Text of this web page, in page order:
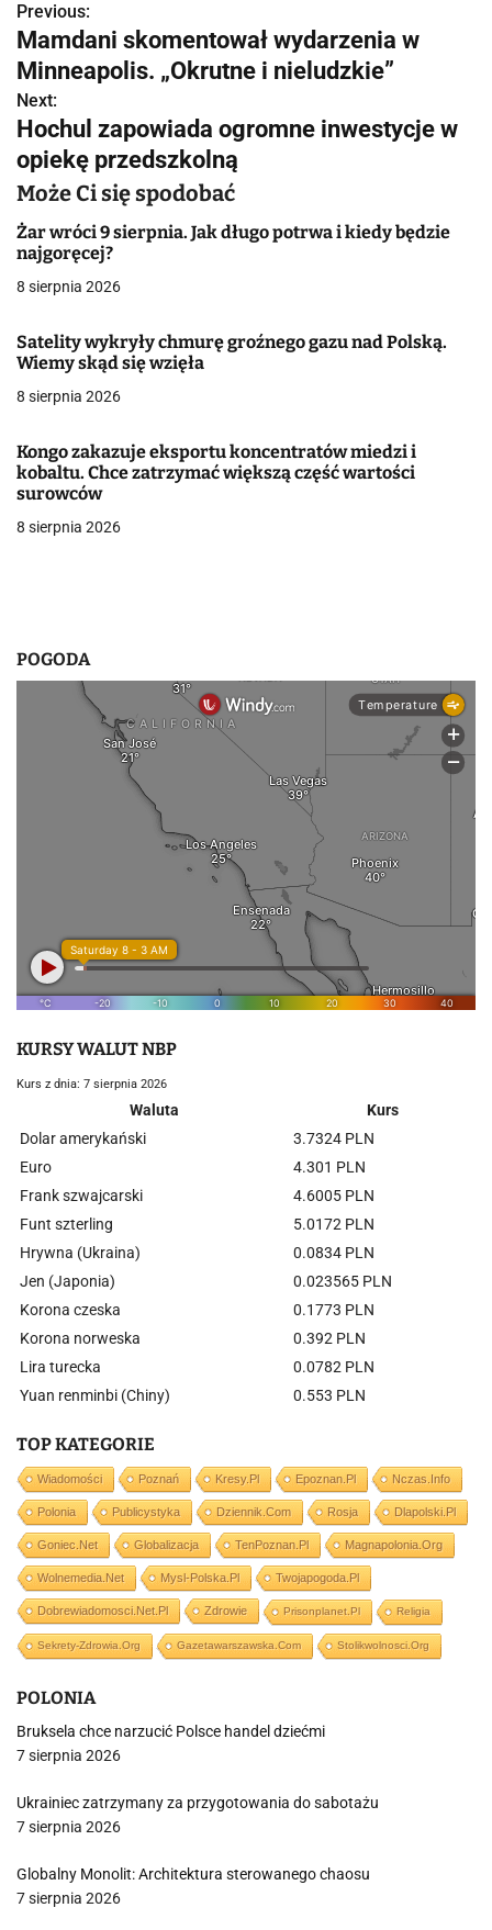
N
a
w
i
g
a
c
a
w
i
s
Previous:
Mamdani skomentował wydarzenia w
Minneapolis. „Okrutne i nieludzkie”
Next:
Hochul zapowiada ogromne inwestycje w
opiekę przedszkolną
Może Ci się spodobać
Żar wróci 9 sierpnia. Jak długo potrwa i kiedy będzie
najgoręcej?
8 sierpnia 2026
Satelity wykryły chmurę groźnego gazu nad Polską.
Wiemy skąd się wzięła
8 sierpnia 2026
Kongo zakazuje eksportu koncentratów miedzi i
kobaltu. Chce zatrzymać większą część wartości
surowców
8 sierpnia 2026
POGODA
KURSY WALUT NBP
Kurs z dnia: 7 sierpnia 2026
Waluta
Kurs
Dolar amerykański
3.7324 PLN
Euro
4.301 PLN
Frank szwajcarski
4.6005 PLN
Funt szterling
5.0172 PLN
Hrywna (Ukraina)
0.0834 PLN
Jen (Japonia)
0.023565 PLN
Korona czeska
0.1773 PLN
Korona norweska
0.392 PLN
Lira turecka
0.0782 PLN
Yuan renminbi (Chiny)
0.553 PLN
TOP KATEGORIE
Wiadomości Poznań Kresy.pl Epoznan.pl Nczas.info
Polonia Publicystyka Dziennik.com Rosja Dlapolski.pl
Goniec.net Globalizacja TenPoznan.pl Magnapolonia.org
Wolnemedia.net Mysl-Polska.pl Twojapogoda.pl
Dobrewiadomosci.net.pl Zdrowie Prisonplanet.pl Religia
Sekrety-Zdrowia.org Gazetawarszawska.com Stolikwolnosci.org
POLONIA
Bruksela chce narzucić Polsce handel dziećmi
7 sierpnia 2026
Ukrainiec zatrzymany za przygotowania do sabotażu
7 sierpnia 2026
Globalny Monolit: Architektura sterowanego chaosu
7 sierpnia 2026